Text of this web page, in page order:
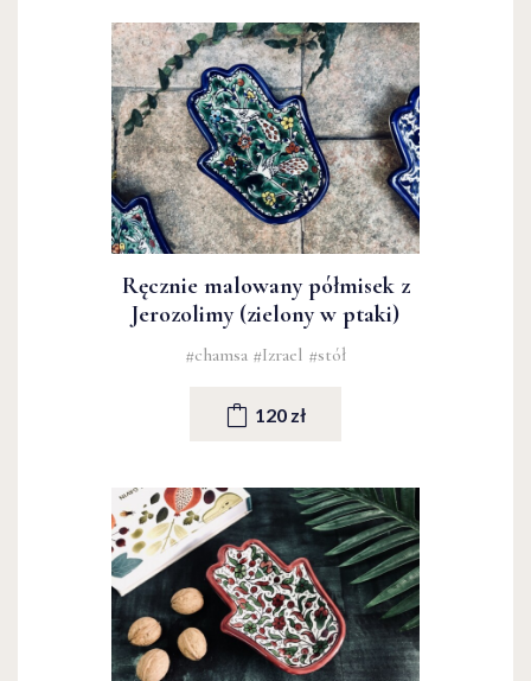
Ręcznie malowany półmisek z
Jerozolimy (zielony w ptaki)
#chamsa #Izrael #stół
120 zł